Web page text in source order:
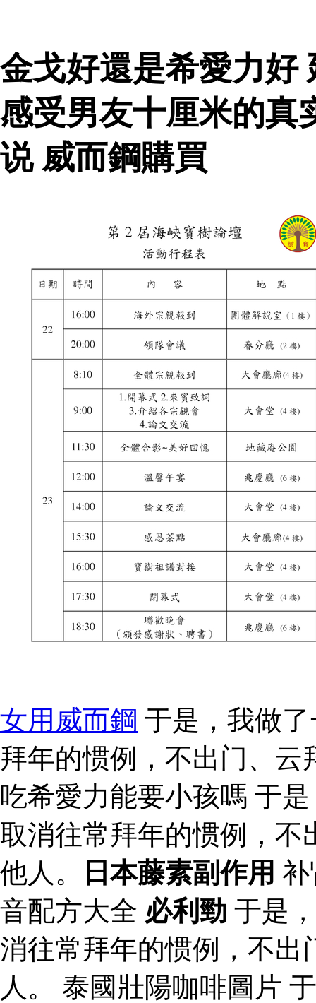
金戈好還是希愛力好
感受男友十厘米的真
说 威而鋼購買
女用威而鋼 于是，我做
拜年的惯例，不出门、
吃希愛力能要小孩嗎 于
取消往常拜年的惯例，不
他人。
日本藤素副作用 补
音配方大全 必利勁 于是
消往常拜年的惯例，不出
人。 泰國壯陽咖啡圖片